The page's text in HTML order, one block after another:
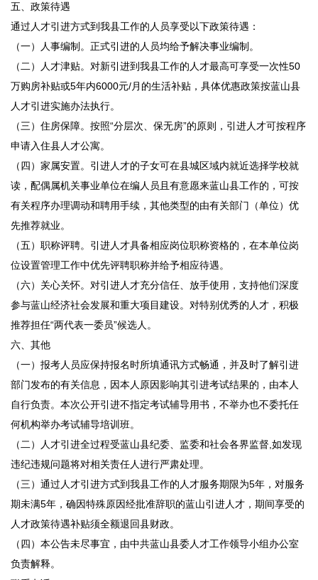
五、政策待遇
通过人才引进方式到我县工作的人员享受以下政策待遇：
（一）人事编制。正式引进的人员均给予解决事业编制。
（二）人才津贴。对新引进到我县工作的人才最高可享受一次性50
万购房补贴或5年内6000元/月的生活补贴，具体优惠政策按蓝山县
人才引进实施办法执行。
（三）住房保障。按照“分层次、保无房”的原则，引进人才可按程序
申请入住县人才公寓。
（四）家属安置。引进人才的子女可在县城区域内就近选择学校就
读，配偶属机关事业单位在编人员且有意愿来蓝山县工作的，可按
有关程序办理调动和聘用手续，其他类型的由有关部门（单位）优
先推荐就业。
（五）职称评聘。引进人才具备相应岗位职称资格的，在本单位岗
位设置管理工作中优先评聘职称并给予相应待遇。
（六）关心关怀。对引进人才充分信任、放手使用，支持他们深度
参与蓝山经济社会发展和重大项目建设。对特别优秀的人才，积极
推荐担任“两代表一委员”候选人。
六、其他
（一）报考人员应保持报名时所填通讯方式畅通，并及时了解引进
部门发布的有关信息，因本人原因影响其引进考试结果的，由本人
自行负责。本次公开引进不指定考试辅导用书，不举办也不委托任
何机构举办考试辅导培训班。
（二）人才引进全过程受蓝山县纪委、监委和社会各界监督,如发现
违纪违规问题将对相关责任人进行严肃处理。
（三）通过人才引进方式到我县工作的人才服务期限为5年，对服务
期未满5年，确因特殊原因经批准辞职的蓝山引进人才，期间享受的
人才政策待遇补贴须全额退回县财政。
（四）本公告未尽事宜，由中共蓝山县委人才工作领导小组办公室
负责解释。